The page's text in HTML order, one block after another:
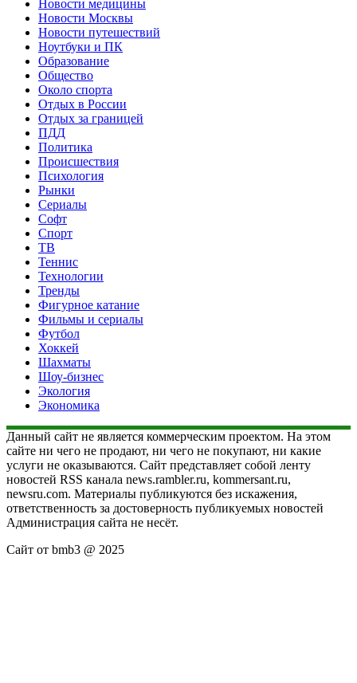
Новости медицины
Новости Москвы
Новости путешествий
Ноутбуки и ПК
Образование
Общество
Около спорта
Отдых в России
Отдых за границей
ПДД
Политика
Происшествия
Психология
Рынки
Сериалы
Софт
Спорт
ТВ
Теннис
Технологии
Тренды
Фигурное катание
Фильмы и сериалы
Футбол
Хоккей
Шахматы
Шоу-бизнес
Экология
Экономика
Данный сайт не является коммерческим проектом. На этом
сайте ни чего не продают, ни чего не покупают, ни какие
услуги не оказываются. Сайт представляет собой ленту
новостей RSS канала news.rambler.ru, kommersant.ru,
newsru.com. Материалы публикуются без искажения,
ответственность за достоверность публикуемых новостей
Администрация сайта не несёт.
Сайт от bmb3 @ 2025